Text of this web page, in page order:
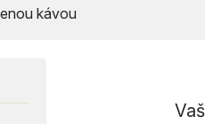
kávou